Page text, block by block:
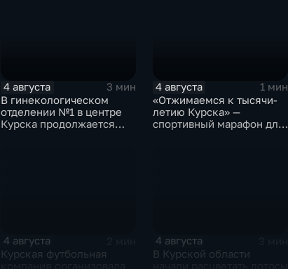
4 августа
3 мин
В гинекологическом
отделении №1 в центре
Курска продолжается
4 августа
1 мин
«Отжимаемся к тысячи-
летию Курска» —
спортивный марафон для
4 августа
Курская футбольная
4 августа
В Курской области